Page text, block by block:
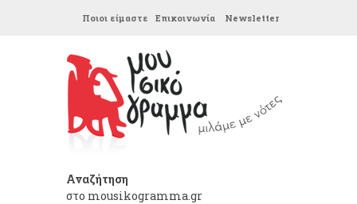
Ποιοι είμαστε Επικοινωνία Newsletter
Αναζήτηση
στο mousikogramma.gr